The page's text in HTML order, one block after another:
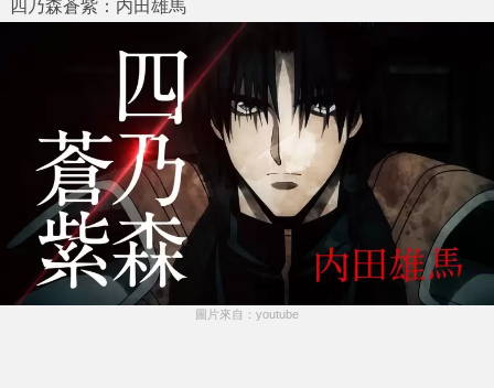
四乃森蒼紫：内田雄馬
圖片來自：youtube